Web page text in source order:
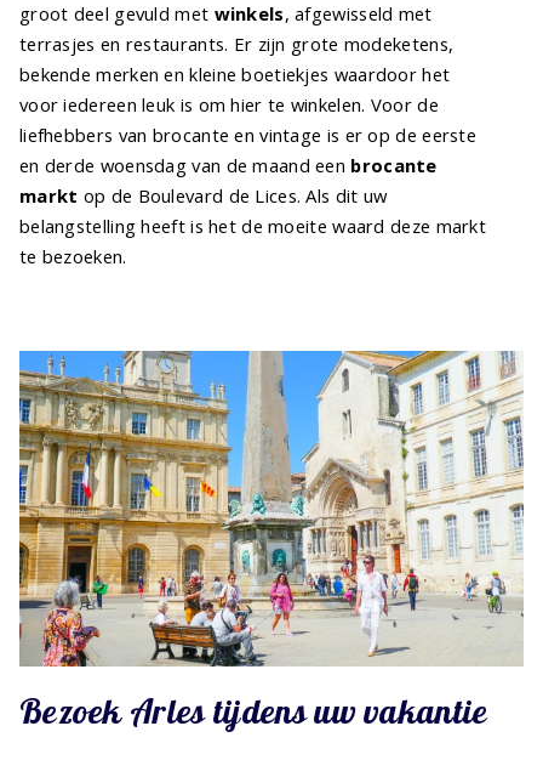
groot deel gevuld met winkels, afgewisseld met
terrasjes en restaurants. Er zijn grote modeketens,
bekende merken en kleine boetiekjes waardoor het
voor iedereen leuk is om hier te winkelen. Voor de
liefhebbers van brocante en vintage is er op de eerste
en derde woensdag van de maand een brocante
markt op de Boulevard de Lices. Als dit uw
belangstelling heeft is het de moeite waard deze markt
te bezoeken.
Bezoek Arles tijdens uw vakantie